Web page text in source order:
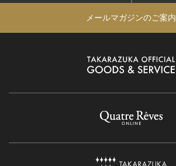
メールマガジンのご案内